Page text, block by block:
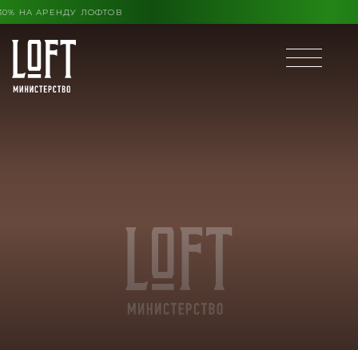
КОНЦА ЛЕТА ВЫГОДА ДО 30% НА АРЕНДУ ЛОФТОВ